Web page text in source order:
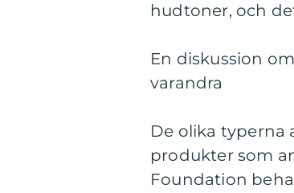
hudtoner, och
En diskussion
varandra
De olika typerna
produkter som
Foundation